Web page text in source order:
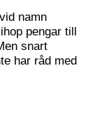
namn
pengar till
snart
har råd med